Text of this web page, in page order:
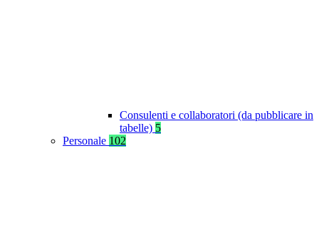
Consulenti e collaboratori (da pubblicare in
tabelle) 5
Personale 102